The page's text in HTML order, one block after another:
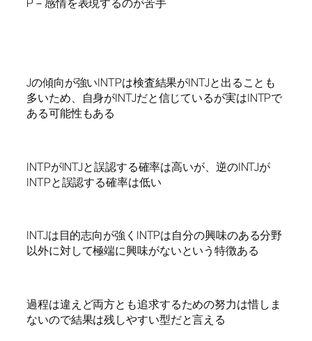
Jの傾向が強いINTPは検査結果がINTJと出ることも
多いため、自身がINTJだと信じているが実はINTPで
ある可能性もある
INTPがINTJと誤認する確率は高いが、逆のINTJが
INTPと誤認する確率は低い
INTJは目的志向が強くINTPは自分の興味のある分野
以外に対して極端に興味がないという特徴ある
過程は違えど両方とも追求するための努力は惜しま
ないので結果は残しやすい型だと言える